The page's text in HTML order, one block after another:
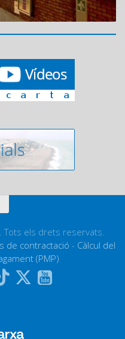
Tots els drets reservats.
de contractació - Càlcul del
(PMP)